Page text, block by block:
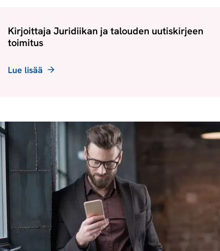
Kirjoittaja Juridiikan ja talouden uutiskirjeen
toimitus
Lue lisää